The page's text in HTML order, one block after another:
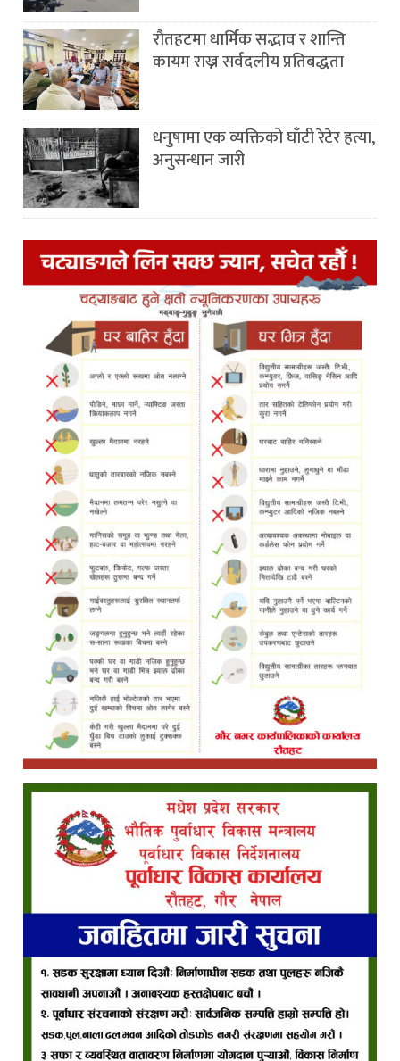
रौतहटमा धार्मिक सद्भाव र शान्ति
कायम राख्न सर्वदलीय प्रतिबद्धता
धनुषामा एक व्यक्तिको घाँटी रेटेर हत्या,
अनुसन्धान जारी